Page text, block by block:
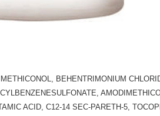
BEHENTRIMONIUM
ACID, C12-14 SEC-PARETH-5,